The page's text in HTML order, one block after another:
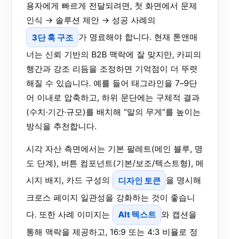
용자에게 빠르게 전달되려면, 첫 화면에서 문제
인식 → 솔루션 제안 → 성공 사례의
3단 훅 구조 가 명료해야 합니다. 현재 톤앤매
너는 신뢰 기반의 B2B 맥락에 잘 맞지만, 카피의
행간과 강조 리듬을 조정하면 기억점이 더 뚜렷
해질 수 있습니다. 예를 들어 태그라인을 7–9단
어 이내로 압축하고, 하위 문단에는 구체적 결과
(수치·기간·규모)를 배치해 “말의 무게”를 높이는
방식을 추천합니다.
시각 자산 측면에서는 기본 팔레트(메인 블루, 명
도 단계), 버튼 컴포넌트(기본/보조/텍스트형), 메
시지 배지, 카드 구성의
디자인 토큰 을 명시해
크로스 페이지 일관성을 강화하는 것이 좋습니
다. 또한 사례 이미지는
Alt 텍스트 와 캡션을
통해 맥락을 제공하고, 16:9 또는 4:3 비율로 정